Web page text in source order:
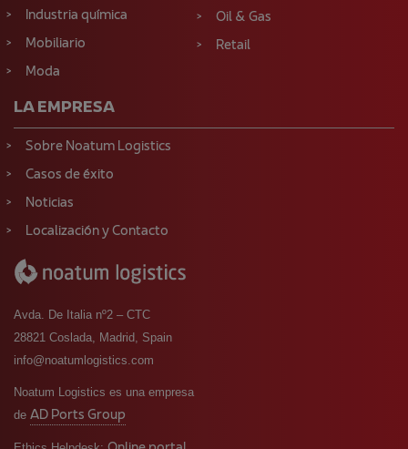
Industria química
Mobiliario
Moda
Oil & Gas
Retail
LA EMPRESA
Sobre Noatum Logistics
Casos de éxito
Noticias
Localización y Contacto
Avda. De Italia nº2 – CTC
28821 Coslada, Madrid, Spain
info@noatumlogistics.com
Noatum Logistics es una empresa
de AD Ports Group